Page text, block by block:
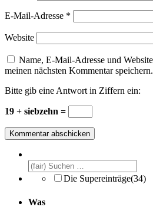
E-Mail-Adresse *
Website
Name, E-Mail-Adresse und
meinen nächsten Kommentar speichern.
Bitte gib eine Antwort in Ziffern ein:
19 + siebzehn =
Die Supereinträge(34)
Was